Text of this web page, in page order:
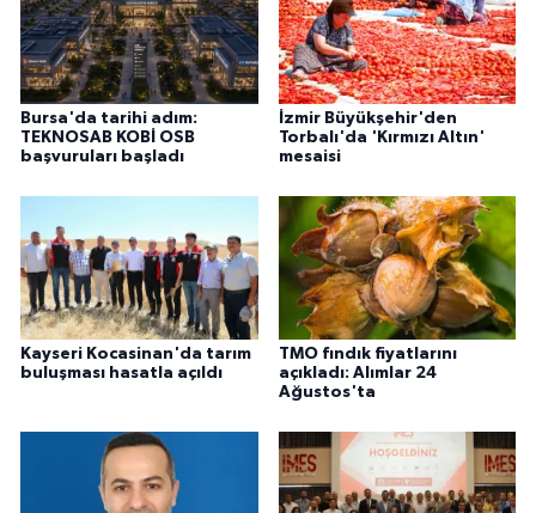
Bursa'da tarihi adım:
TEKNOSAB KOBİ OSB
başvuruları başladı
İzmir Büyükşehir'den
Torbalı'da 'Kırmızı Altın'
mesaisi
Kayseri Kocasinan'da tarım
buluşması hasatla açıldı
TMO fındık fiyatlarını
açıkladı: Alımlar 24
Ağustos'ta